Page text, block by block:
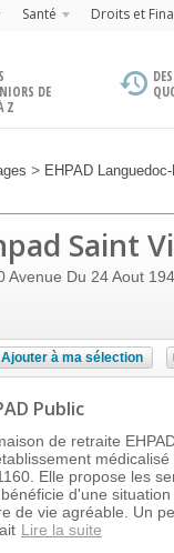
Santé Droits et
DE
Z
> EHPAD
Saint
Avenue Du 24 Aout
Ajouter à ma sélection
Public
de retraite
Elle propose les
d'une
de vie agréable. Un
Lire la suite